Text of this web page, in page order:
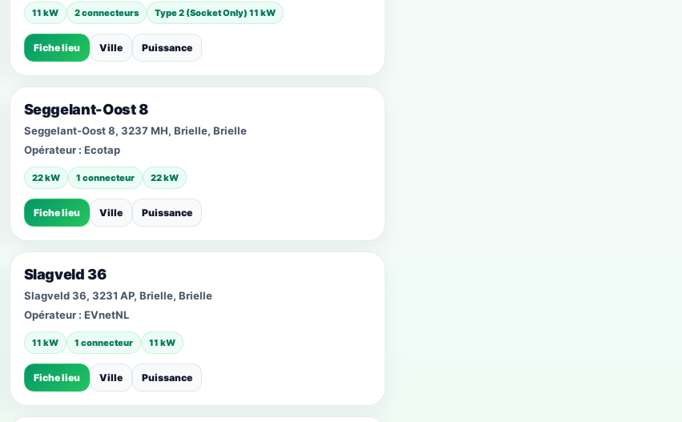
11 kW 2 connecteurs Type 2 (Socket Only) 11 kW
Fiche lieu Ville Puissance
Seggelant-Oost 8
Seggelant-Oost 8, 3237 MH, Brielle, Brielle
Opérateur : Ecotap
22 kW 1 connecteur 22 kW
Fiche lieu Ville Puissance
Slagveld 36
Slagveld 36, 3231 AP, Brielle, Brielle
Opérateur : EVnetNL
11 kW 1 connecteur 11 kW
Fiche lieu Ville Puissance